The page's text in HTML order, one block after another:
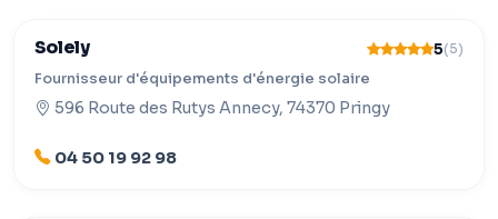
Solely 5(5)
Fournisseur d'équipements d'énergie solaire
596 Route des Rutys Annecy, 74370 Pringy
04 50 19 92 98